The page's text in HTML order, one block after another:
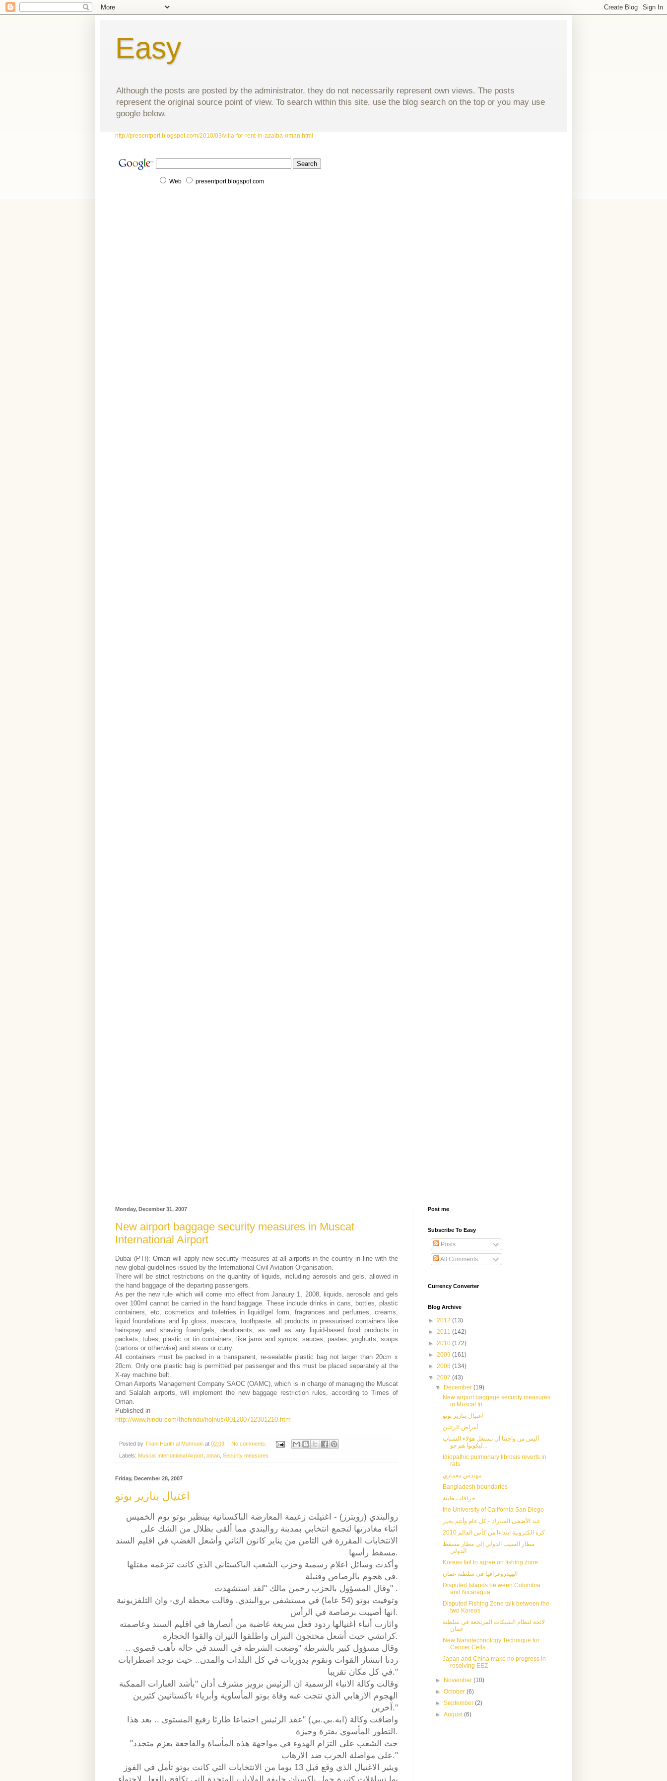
Easy
Although the posts are posted by the administrator, they do not necessarily represent own views. The posts
represent the original source point of view. To search within this site, use the blog search on the top or you may use
google below.
http://presentport.blogspot.com/2010/03/villa-for-rent-in-azaiba-oman.html
Web presentport.blogspot.com
Monday, December 31, 2007
New airport baggage security measures in Muscat
International Airport
Dubai (PTI): Oman will apply new security measures at all airports in the country in line with the
new global guidelines issued by the International Civil Aviation Organisation.
There will be strict restrictions on the quantity of liquids, including aerosols and gels, allowed in
the hand baggage of the departing passengers.
As per the new rule which will come into effect from Janaury 1, 2008, liquids, aerosols and gels
over 100ml cannot be carried in the hand baggage. These include drinks in cans, bottles, plastic
containers, etc, cosmetics and toiletries in liquid/gel form, fragrances and perfumes, creams,
liquid foundations and lip gloss, mascara, toothpaste, all products in pressurised containers like
hairspray and shaving foam/gels, deodorants, as well as any liquid-based food products in
packets, tubes, plastic or tin containers, like jams and syrups, sauces, pastes, yoghurts, soups
(cartons or otherwise) and stews or curry.
All containers must be packed in a transparent, re-sealable plastic bag not larger than 20cm x
20cm. Only one plastic bag is permitted per passenger and this must be placed separately at the
X-ray machine belt.
Oman Airports Management Company SAOC (OAMC), which is in charge of managing the Muscat
and Salalah airports, will implement the new baggage restriction rules, according to Times of
Oman.
Published in
http://www.hindu.com/thehindu/holnus/001200712301210.htm
Posted by Thani Harith al Mahrouki at 02:03 No comments:
Labels: Muscat International Airport, oman, Security measures
Friday, December 28, 2007
اغتيال بنازير بوتو
روالبندي (رويترز) - اغتيلت زعيمة المعارضة الباكستانية بينظير بوتو يوم الخميس
اثناء مغادرتها لتجمع انتخابي بمدينة روالبندي مما ألقى بظلال من الشك على
الانتخابات المقررة في الثامن من يناير كانون الثاني وأشعل الغضب في اقليم السند
مسقط رأسها.
وأكدت وسائل اعلام رسمية وحزب الشعب الباكستاني الذي كانت تتزعمه مقتلها
في هجوم بالرصاص وقنبلة.
وقال المسؤول بالحزب رحمن مالك "لقد استشهدت" .
وتوفيت بوتو (54 عاما) في مستشفى بروالبندي. وقالت محطة اري- وان التلفزيونية
انها أصيبت برصاصة في الرأس.
واثارت أنباء اغتيالها ردود فعل سريعة غاضبة من أنصارها في اقليم السند وعاصمته
كراتشي حيث أشعل محتجون النيران واطلقوا النيران والقوا الحجارة.
وقال مسؤول كبير بالشرطة "وضعت الشرطة في السند في حالة تأهب قصوى ..
زدنا انتشار القوات ونقوم بدوريات في كل البلدات والمدن.. حيث توجد اضطرابات
في كل مكان تقريبا."
وقالت وكالة الانباء الرسمية ان الرئيس برويز مشرف أدان "بأشد العبارات الممكنة
الهجوم الارهابي الذي نتجت عنه وفاة بوتو المأساوية وأبرياء باكستانيين كثيرين
آخرين."
واضافت وكالة (ايه.بي.بي) "عقد الرئيس اجتماعا طارئا رفيع المستوى .. بعد هذا
التطور المأسوي بفترة وجيزة.
"حث الشعب على التزام الهدوء في مواجهة هذه المأساة والفاجعة بعزم متجدد
على مواصلة الحرب ضد الارهاب."
ويثير الاغتيال الذي وقع قبل 13 يوما من الانتخابات التي كانت بوتو تأمل في الفوز
Post me
Subscribe To Easy
Posts
All Comments
Currency Converter
Blog Archive
► 2012 (13)
► 2011 (142)
► 2010 (172)
► 2009 (161)
► 2008 (134)
▼ 2007 (43)
▼
December(19)
New airport baggage security measures
in Muscat In...
اغتيال بنازير بوتو
أمراض الرئتين
أليس من واجبنا أن نستغل هؤلاء الشباب
ليكونوا هم جو...
Idiopathic pulmonary fibrosis reverts in
rats
مهندس معماري
Bangladesh boundaries
خرافات طبية
the University of California San Diego
عيد الأضحى المبارك - كل عام وأنتم بخير
كرة الكترونية ابتداءا من كأس العالم 2010
مطار السيب الدولي إلى مطار مسقط
الدولي
Koreas fail to agree on fishing zone
الهيدروغرافيا في سلطنة عمان
Disputed Islands between Colombia
and Nicaragua
Disputed Fishing Zone talk between the
two Koreas
لائحة لنظام الشيكات المرتجعة في سلطنة
عمان
New Nanotechnology Technique for
Cancer Cells
Japan and China make no progress in
resolving EEZ
► November(10)
►October(6)
►September(2)
►August(6)